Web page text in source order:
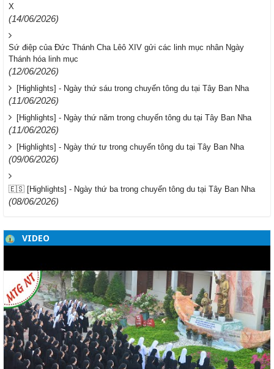
X
(14/06/2026)
Sứ điệp của Đức Thánh Cha Lêô XIV gửi các linh mục nhân Ngày
Thánh hóa linh mục
(12/06/2026)
[Highlights] - Ngày thứ sáu trong chuyến tông du tại Tây Ban Nha
(11/06/2026)
[Highlights] - Ngày thứ năm trong chuyến tông du tại Tây Ban Nha
(11/06/2026)
[Highlights] - Ngày thứ tư trong chuyến tông du tại Tây Ban Nha
(09/06/2026)
🇪🇸 [Highlights] - Ngày thứ ba trong chuyến tông du tại Tây Ban Nha
(08/06/2026)
VIDEO